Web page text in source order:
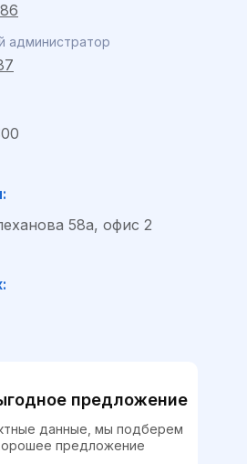
администратор
58а, офис 2
предложение
данные, мы подберем
предложение